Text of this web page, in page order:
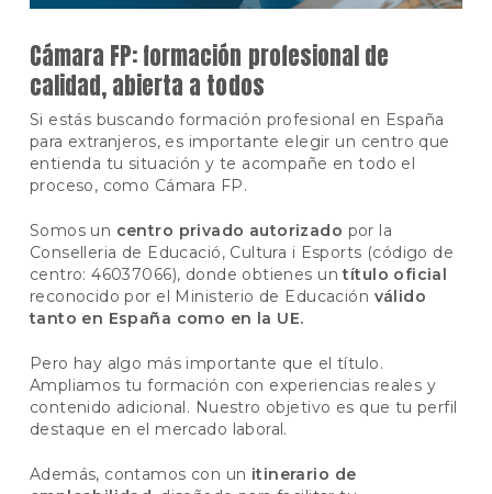
Cámara FP: formación profesional de
calidad, abierta a todos
Si estás buscando formación profesional en España
para extranjeros, es importante elegir un centro que
entienda tu situación y te acompañe en todo el
proceso, como Cámara FP.
Somos un centro privado autorizado por la
Conselleria de Educació, Cultura i Esports (código de
centro: 46037066), donde obtienes untítulo oficial
reconocido por el Ministerio de Educación válido
tanto en España como en la UE.
Pero hay algo más importante que el título.
Ampliamos tu formación con experiencias reales y
contenido adicional. Nuestro objetivo es que tu perfil
destaque en el mercado laboral.
Además, contamos con un itinerario de